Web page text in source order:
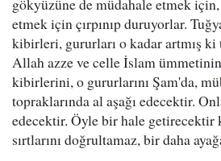
gökyüzüne de müdahale etmek
etmek için çırpınıp duruyorlar.
kibirleri, gururları o kadar artmış ki
Allah azze ve celle İslam
kibirlerini, o gururlarını Şam'da,
topraklarında al aşağı edecektir.
edecektir. Öyle bir hale getirecektir
sırtlarını doğrultamaz, bir daha